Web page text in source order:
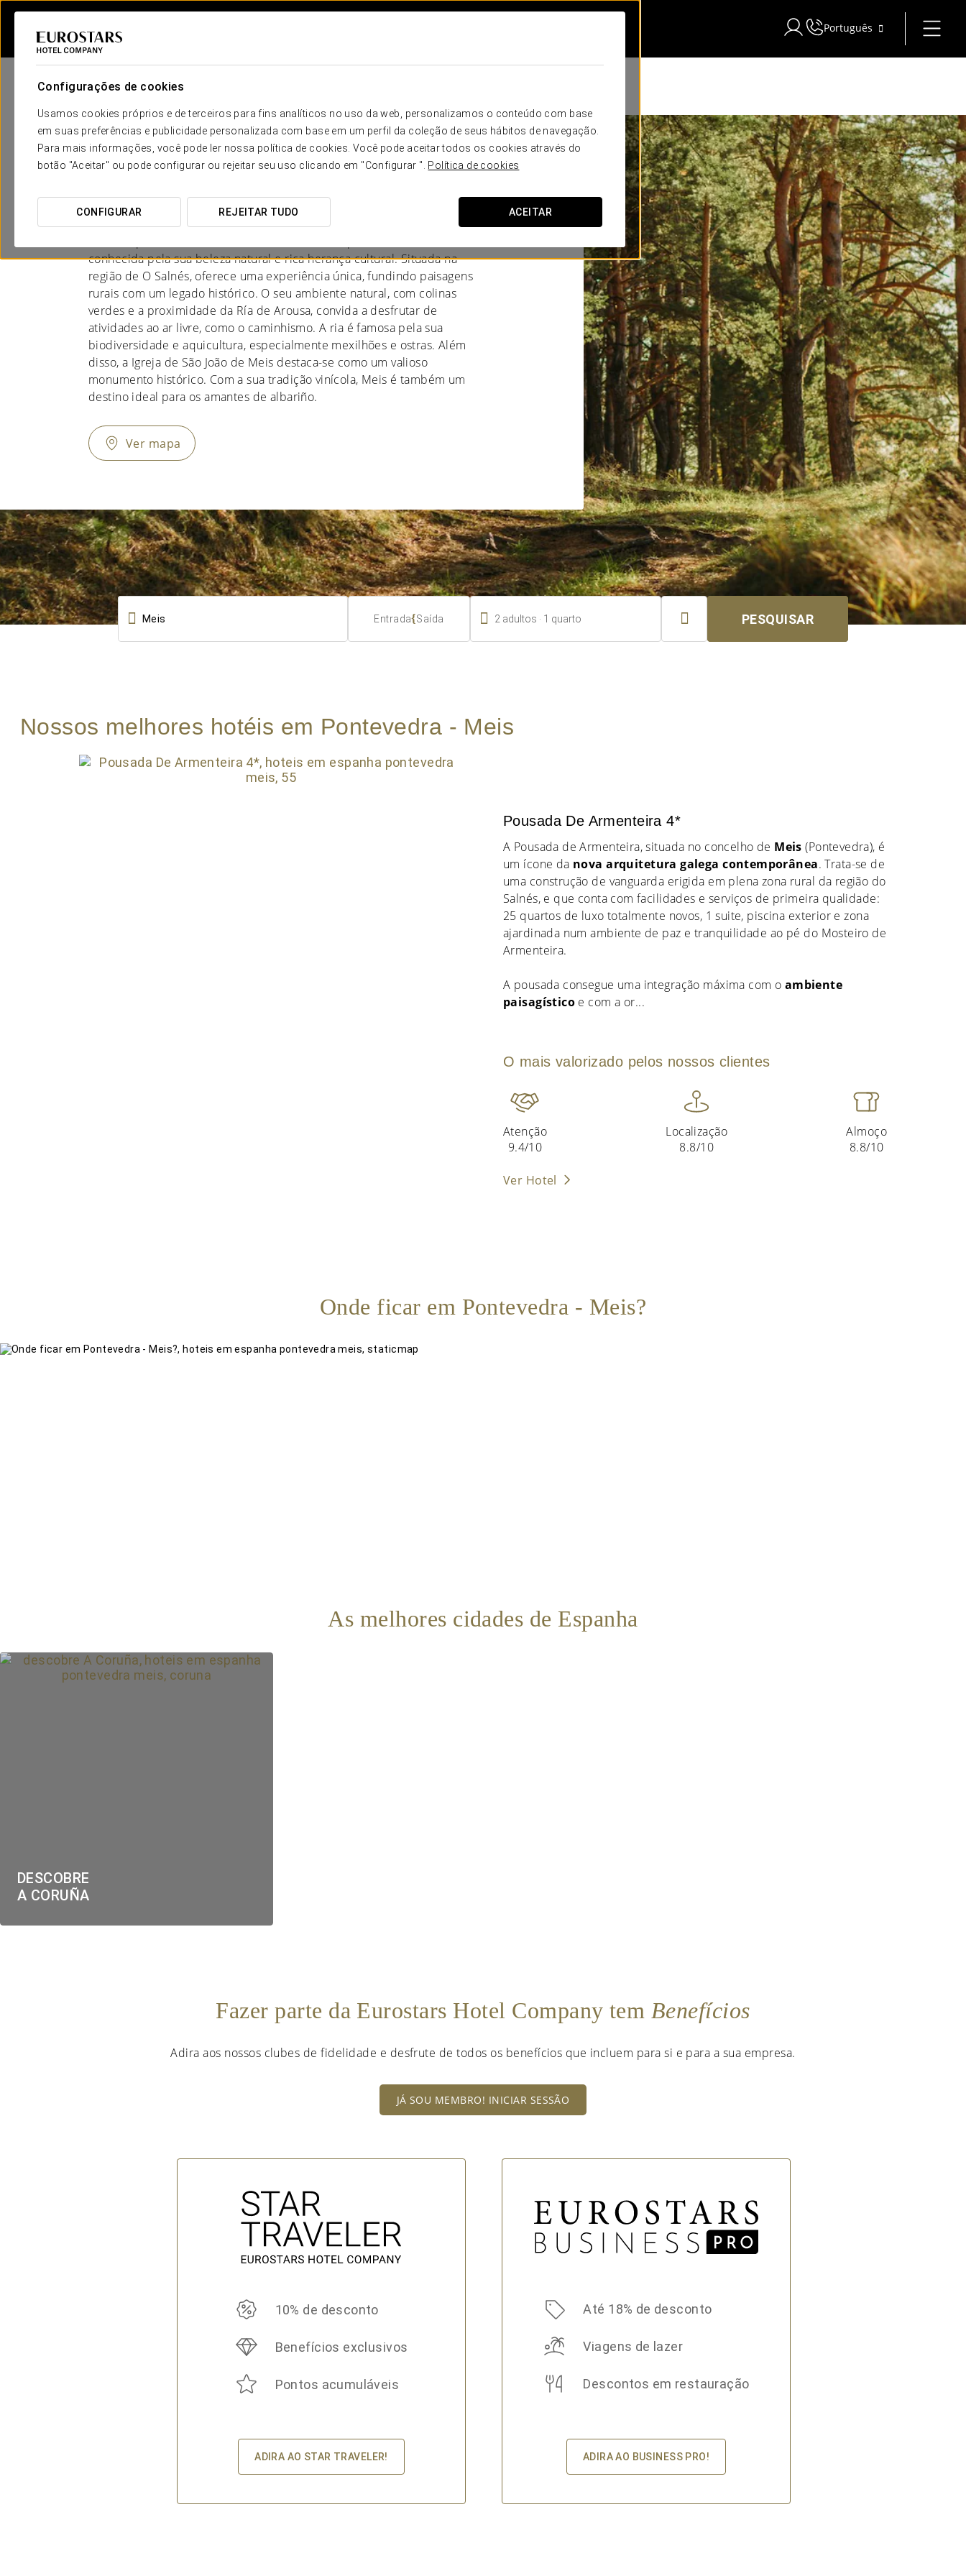
Configurações de cookies
Usamos cookies próprios e de terceiros para fins analíticos no uso da web, personalizamos o conteúdo com base
em suas preferências e publicidade personalizada com base em um perfil da coleção de seus hábitos de navegação.
Para mais informações, você pode ler nossa política de cookies. Você pode aceitar todos os cookies através do
botão "Aceitar" ou pode configurar ou rejeitar seu uso clicando em "Configurar ". Política de cookies
CONFIGURAR REJEITAR TUDO ACEITAR
Iniciar sessão no Star Traveler ou
Português
Hotéis em Pontevedra - Meis
ENCANTO NATURAL
conhecida pela sua beleza natural e rica herança cultural. Situada na
região de O Salnés, oferece uma experiência única, fundindo paisagens
rurais com um legado histórico. O seu ambiente natural, com colinas
verdes e a proximidade da Ría de Arousa, convida a desfrutar de
atividades ao ar livre, como o caminhismo. A ria é famosa pela sua
biodiversidade e aquicultura, especialmente mexilhões e ostras. Além
disso, a Igreja de São João de Meis destaca-se como um valioso
monumento histórico. Com a sua tradição vinícola, Meis é também um
destino ideal para os amantes de albariño.
Ver mapa
 Entrada{Saída  2 adultos 1 quarto  PESQUISAR
Nossos melhores hotéis em Pontevedra - Meis
Pousada De Armenteira 4*
A Pousada de Armenteira, situada no concelho de Meis(Pontevedra), é
um ícone da nova arquitetura galega contemporânea. Trata-se de
uma construção de vanguarda erigida em plena zona rural da região do
Salnés, e que conta com facilidades e serviços de primeira qualidade:
25 quartos de luxo totalmente novos, 1 suite, piscina exterior e zona
ajardinada num ambiente de paz e tranquilidade ao pé do Mosteiro de
Armenteira.
A pousada consegue uma integração máxima com o ambiente
paisagístico e com a or...
O mais valorizado pelos nossos clientes
Atenção
9.4/10
Localização
8.8/10
Almoço
8.8/10
Ver Hotel
Onde ficar em Pontevedra - Meis?
As melhores cidades de Espanha
DESCOBRE
A CORUÑA
Fazer parte da Eurostars Hotel Company tem Benefícios
Adira aos nossos clubes de fidelidade e desfrute de todos os benefícios que incluem para si e para a sua empresa.
JÁ SOU MEMBRO! INICIAR SESSÃO
10% de desconto
Benefícios exclusivos
Pontos acumuláveis
ADIRA AO STAR TRAVELER!
Até 18% de desconto
Viagens de lazer
Descontos em restauração
ADIRA AO BUSINESS PRO!